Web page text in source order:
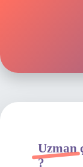
Hakkımızda
Uzman
?